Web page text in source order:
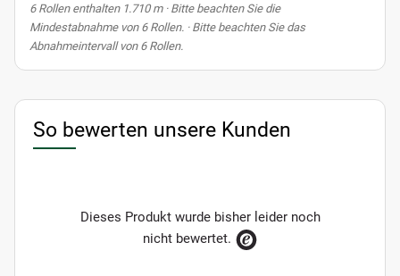
x6 Rollen enthalten 1.710 m· Bitte beachten Sie die
Mindestabnahme von 6 Rollen. · Bitte beachten Sie das
Abnahmeintervall von 6 Rollen.
So bewerten unsere Kunden
Dieses Produkt wurde bisher leider noch
nicht bewertet.